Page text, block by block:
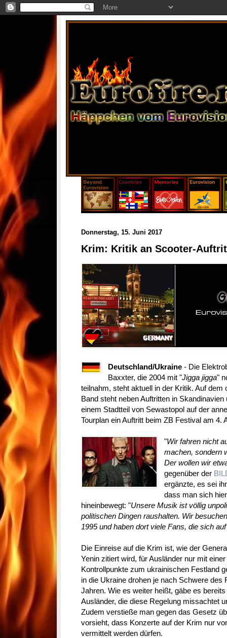
Donnerstag, 15. Juni 2017
Krim: Kritik an Scooter-
Deutschland/Ukraine- Die
Baxxter, die 2004 mit "Jigga jigga"
teilnahm, steht aktuell in der Kritik. Auf dem
Band steht neben Auftritten in
einem Stadtteil von Sewastopol auf der
Tourplan ein Auftritt beim ZB Festival am 4.
"Wir fahren nicht
machen, sondern
Der wollen wir
gegenüber der
ergänzte, es sei
dass man sich
hineinbewegt: "Unsere Musik ist völlig
politischen Dingen raushalten. Wir
1995 und haben dort viele Fans, die sich
Die Einreise auf die Krim ist, wie der
Yenin zitiert wird, für Ausländer nur mit
Kontrollpunkte zum ukrainischen Festland
in die Ukraine drohen je nach Schwere
Jahren. Wie es weiter heißt, gäbe es
Ausländer, die diese Regelung missachtet
Zudem verstieße man gegen das Gesetz
vorsieht, dass Konzerte auf der Krim nur
vermittelt werden dürfen.